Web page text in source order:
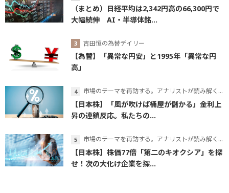
（まとめ）日経平均は2,342円高の66,300円で
大幅続伸 AI・半導体銘...
吉田恒の為替デイリー
【為替】「異常な円安」と1995年「異常な円
高」
市場のテーマを再訪する。アナリストが読み解くテーマの本質
【日本株】「風が吹けば桶屋が儲かる」金利上
昇の連鎖反応。私たちの...
市場のテーマを再訪する。アナリストが読み解くテーマの本質
【日本株】株価77倍「第二のキオクシア」を探
せ！次の大化け企業を探...